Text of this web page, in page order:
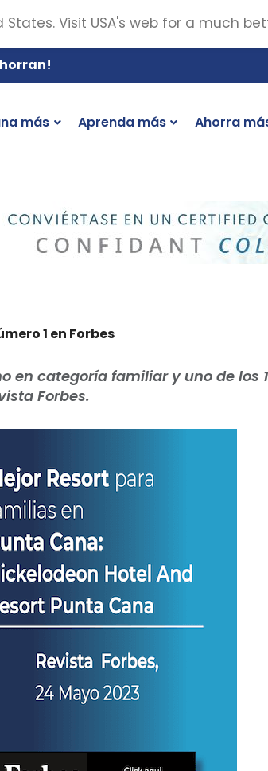
más Aprenda más Ahorra
1 en Forbes
en categoría familiar y uno de los
Forbes.
Visit USA's web for a much